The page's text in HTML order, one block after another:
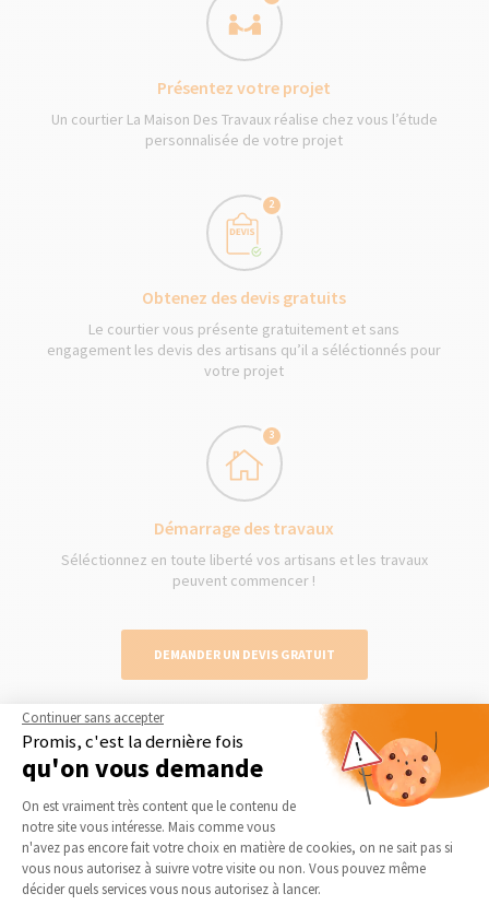
Présentez votre projet
Un courtier La Maison Des Travaux réalise chez vous l’étude
personnalisée de votre projet
2
Obtenez des devis gratuits
Le courtier vous présente gratuitement et sans
engagement les devis des artisans qu’il a séléctionnés pour
votre projet
3
Démarrage des travaux
Séléctionnez en toute liberté vos artisans et les travaux
peuvent commencer !
DEMANDER UN DEVIS GRATUIT
Nos derniers conseils et actus
Continuer sans accepter
Promis, c'est la dernière fois
qu'on vous demande
Plateforme de Gestion du
On est vraiment très content que le contenu de
notre site vous intéresse. Mais comme vous
n'avez pas encore fait votre choix en matière de cookies, on ne sait pas si
vous nous autorisez à suivre votre visite ou non. Vous pouvez même
décider quels services vous nous autorisez à lancer.
Axeptio consent